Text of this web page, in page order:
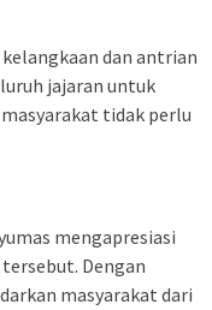
dan antrian
jajaran untuk
tidak perlu
mengapresiasi
Dengan
masyarakat dari